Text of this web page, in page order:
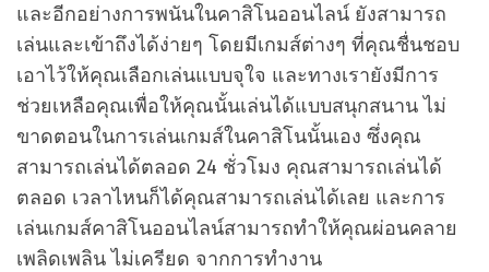
และอีกอย่างการพนันในคาสิโนออนไลน์ ยังสามารถ
เล่นและเข้าถึงได้ง่ายๆ โดยมีเกมส์ต่างๆ ที่คุณชื่นชอบ
เอาไว้ให้คุณเลือกเล่นแบบจุใจ และทางเรายังมีการ
ช่วยเหลือคุณเพื่อให้คุณนั้นเล่นได้แบบสนุกสนาน ไม่
ขาดตอนในการเล่นเกมส์ในคาสิโนนั้นเอง ซึ่งคุณ
สามารถเล่นได้ตลอด 24 ชั่วโมง คุณสามารถเล่นได้
ตลอด เวลาไหนก็ได้คุณสามารถเล่นได้เลย และการ
เล่นเกมส์คาสิโนออนไลน์สามารถทำให้คุณผ่อนคลาย
เพลิดเพลิน ไม่เครียด จากการทำงาน